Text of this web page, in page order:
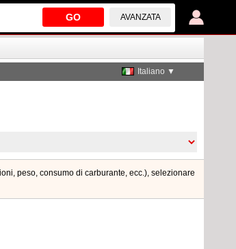
GO AVANZATA
Italiano ▼
peso, consumo di carburante, ecc.), selezionare